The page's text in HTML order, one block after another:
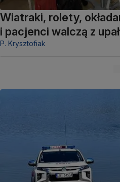
Wiatraki, rolety,
i pacjenci walczą z
P. Krysztofiak